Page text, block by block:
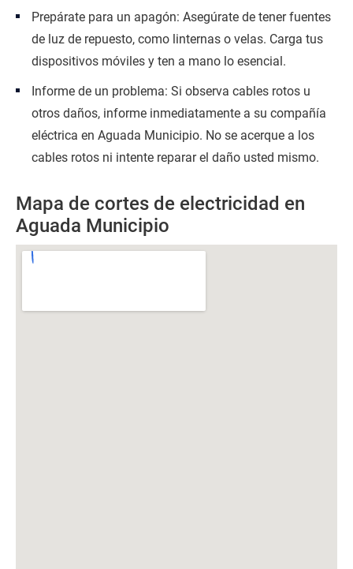
Prepárate para un apagón: Asegúrate de tener fuentes
de luz de repuesto, como linternas o velas. Carga tus
dispositivos móviles y ten a mano lo esencial.
Informe de un problema: Si observa cables rotos u
otros daños, informe inmediatamente a su compañía
eléctrica en Aguada Municipio. No se acerque a los
cables rotos ni intente reparar el daño usted mismo.
Mapa de cortes de electricidad en
Aguada Municipio